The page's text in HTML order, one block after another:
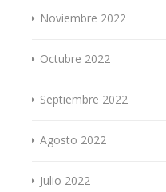
Noviembre 2022
Octubre 2022
Septiembre 2022
Agosto 2022
Julio 2022